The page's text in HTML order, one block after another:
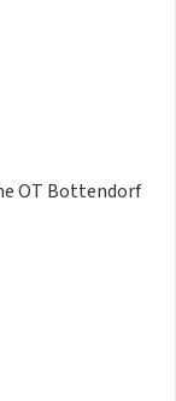
OT Bottendorf